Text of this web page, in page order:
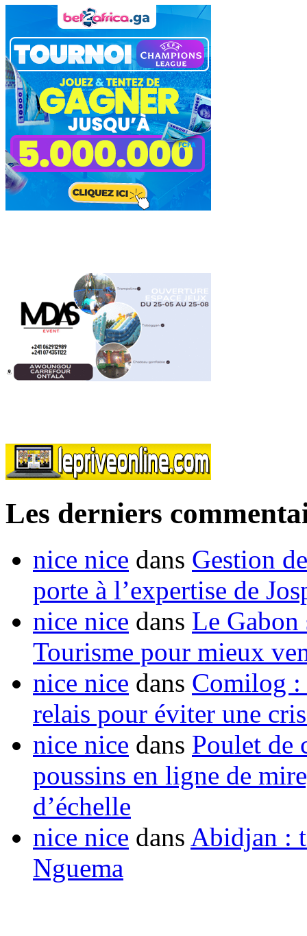
Les derniers
nice nice dans Gestion
porte à l’expertise de
nice nice dans Le Gabon
Tourisme pour mieux
nice nice dans Comilog :
relais pour éviter une
nice nice dans Poulet de
poussins en ligne de
d’échelle
nice nice dans Abidjan :
Nguema